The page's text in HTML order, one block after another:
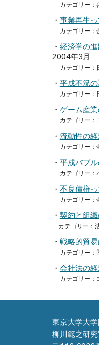
カテゴリー：
・ 事業再生
カテゴリー：
・ 経済学の
2004年3月
カテゴリー：
・ 平成不況
カテゴリー：
・ ゲーム産
カテゴリー：
・ 流動性の
カテゴリー：
・ 平成バブル
カテゴリー：
・ 不良債権
カテゴリー：
・ 契約と組
カテゴリー：
・ 戦略的貿
カテゴリー：
・ 会社法の
カテゴリー：
東京大学大
柳川範之研究